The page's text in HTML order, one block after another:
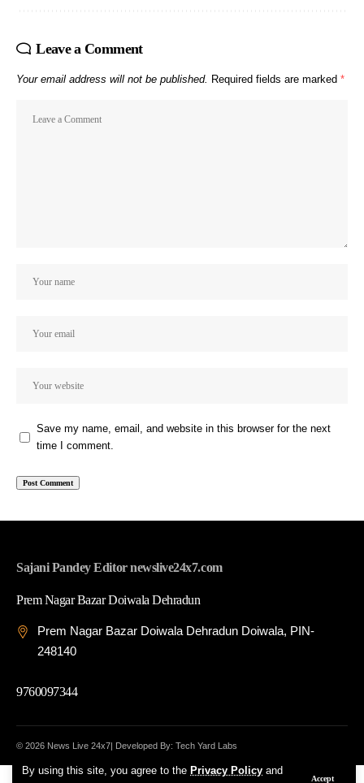
By using this site, you agree to the Privacy Policy and
Accept
Leave a Comment
Your email address will not be published. Required fields are marked *
Save my name, email, and website in this browser for the next
time I comment.
Sajani Pandey Editor newslive24x7.com
Prem Nagar Bazar Doiwala Dehradun
Prem Nagar Bazar Doiwala Dehradun Doiwala, PIN-
248140
9760097344
© 2026 News Live 24x7| Developed By: Tech Yard Labs